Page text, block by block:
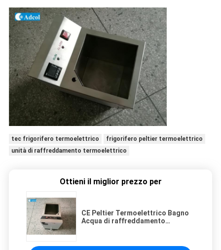
tec frigorifero termoelettrico
frigorifero peltier termoelettrico
unità di raffreddamento termoelettrico
Ottieni il miglior prezzo per
CE Peltier Termoelettrico Bagno
Acqua di raffreddamento